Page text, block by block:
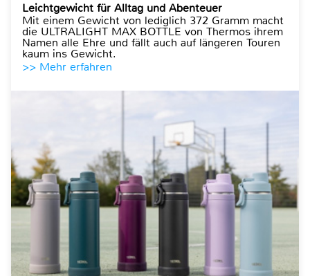
Leichtgewicht für Alltag und Abenteuer
Mit einem Gewicht von lediglich 372 Gramm macht
die ULTRALIGHT MAX BOTTLE von Thermos ihrem
Namen alle Ehre und fällt auch auf längeren Touren
kaum ins Gewicht.
>> Mehr erfahren